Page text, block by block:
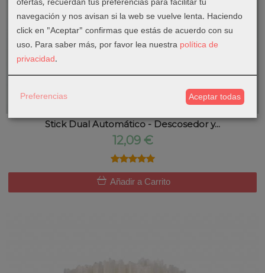
Dual
Stick Dual Automático - Descosedor y...
12,09 €
★★★★★
★★★★★
Añadir a Carrito
navegación y nos avisan si la web se vuelve lenta. Haciendo
click en "Aceptar" confirmas que estás de acuerdo con su
uso. Para saber más, por favor lea nuestra política de
privacidad.
Preferencias Aceptar todas